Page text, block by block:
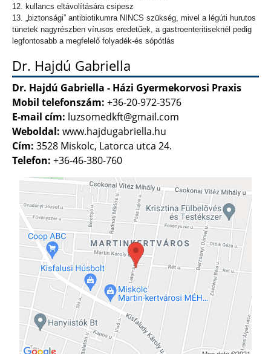
12. kullancs eltávolítására csipesz
13. „biztonsági” antibiotikumra NINCS szükség, mivel a légúti hurutos
tünetek nagyrészben vírusos eredetűek, a gastroenteritiseknél pedig
legfontosabb a megfelelő folyadék-és sópótlás
Dr. Hajdú Gabriella
Dr. Hajdú Gabriella - Házi Gyermekorvosi Praxis
Mobil telefonszám: +36-20-972-3576
E-mail cím: luzsomedkft@gmail.com
Weboldal: www.hajdugabriella.hu
Cím: 3528 Miskolc, Latorca utca 24.
Telefon: +36-46-380-760